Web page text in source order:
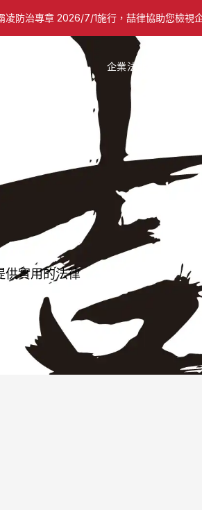
凌防治專章 2026/7/1施行，喆律協助您檢視
企業法顧
供實用的法律